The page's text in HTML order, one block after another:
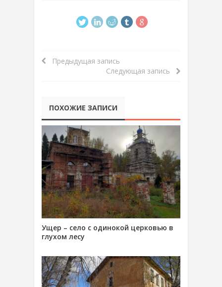
Предыдущая запись
Следующая запись
ПОХОЖИЕ ЗАПИСИ
Ущер – село с одинокой церковью в
глухом лесу